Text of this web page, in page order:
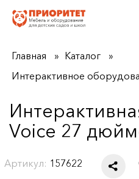
Главная
Каталог
Интерактивное
Voice 27
Артикул: 157622